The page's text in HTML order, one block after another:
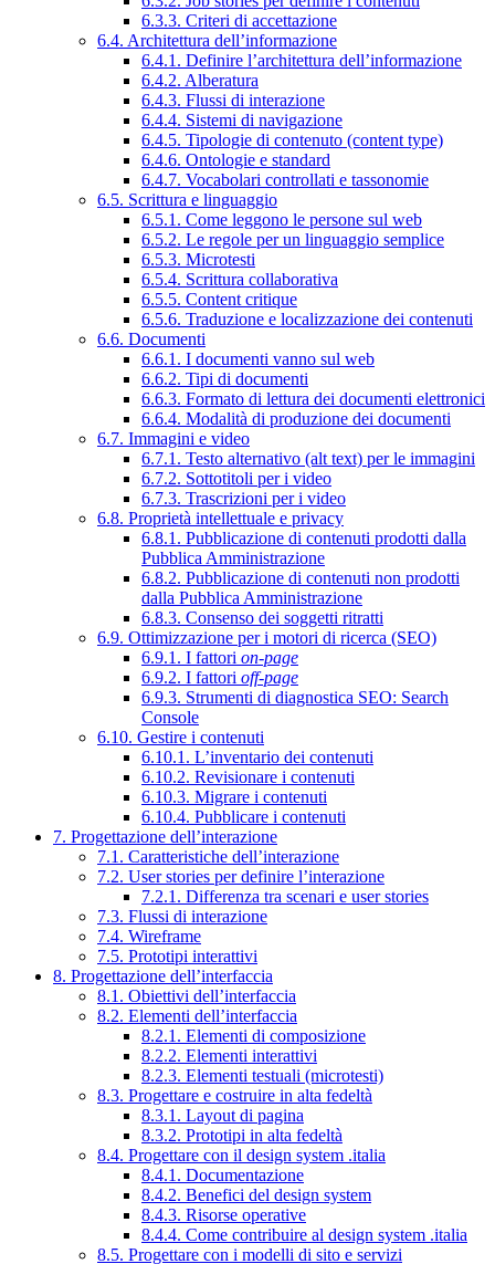
6.3.3. Criteri di accettazione
6.4. Architettura dell’informazione
6.4.1. Definire l’architettura dell’informazione
6.4.2. Alberatura
6.4.3. Flussi di interazione
6.4.4. Sistemi di navigazione
6.4.5. Tipologie di contenuto (content type)
6.4.6. Ontologie e standard
6.4.7. Vocabolari controllati e tassonomie
6.5. Scrittura e linguaggio
6.5.1. Come leggono le persone sul web
6.5.2. Le regole per un linguaggio semplice
6.5.3. Microtesti
6.5.4. Scrittura collaborativa
6.5.5. Content critique
6.5.6. Traduzione e localizzazione dei contenuti
6.6. Documenti
6.6.1. I documenti vanno sul web
6.6.2. Tipi di documenti
6.6.3. Formato di lettura dei documenti elettronici
6.6.4. Modalità di produzione dei documenti
6.7. Immagini e video
6.7.1. Testo alternativo (alt text) per le immagini
6.7.2. Sottotitoli per i video
6.7.3. Trascrizioni per i video
6.8. Proprietà intellettuale e privacy
6.8.1. Pubblicazione di contenuti prodotti dalla
Pubblica Amministrazione
6.8.2. Pubblicazione di contenuti non prodotti
dalla Pubblica Amministrazione
6.8.3. Consenso dei soggetti ritratti
6.9. Ottimizzazione per i motori di ricerca (SEO)
6.9.1. I fattori on-page
6.9.2. I fattori off-page
6.9.3. Strumenti di diagnostica SEO: Search
Console
6.10. Gestire i contenuti
6.10.1. L’inventario dei contenuti
6.10.2. Revisionare i contenuti
6.10.3. Migrare i contenuti
6.10.4. Pubblicare i contenuti
7. Progettazione dell’interazione
7.1. Caratteristiche dell’interazione
7.2. User stories per definire l’interazione
7.2.1. Differenza tra scenari e user stories
7.3. Flussi di interazione
7.4. Wireframe
7.5. Prototipi interattivi
8. Progettazione dell’interfaccia
8.1. Obiettivi dell’interfaccia
8.2. Elementi dell’interfaccia
8.2.1. Elementi di composizione
8.2.2. Elementi interattivi
8.2.3. Elementi testuali (microtesti)
8.3. Progettare e costruire in alta fedeltà
8.3.1. Layout di pagina
8.3.2. Prototipi in alta fedeltà
8.4. Progettare con il design system .italia
8.4.1. Documentazione
8.4.2. Benefici del design system
8.4.3. Risorse operative
8.4.4. Come contribuire al design system .italia
8.5. Progettare con i modelli di sito e servizi